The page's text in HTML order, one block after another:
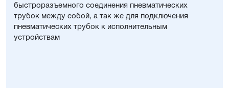
быстроразъемного соединения пневматических
трубок между собой, а так же для подключения
пневматических трубок к исполнительным
устройствам